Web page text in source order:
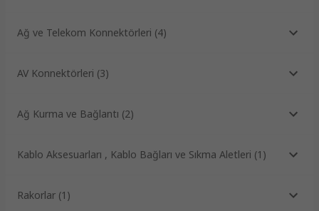
Ağ ve Telekom Konnektörleri (4)
AV Konnektörleri (3)
Ağ Kurma ve Bağlantı (2)
Kablo Aksesuarları , Kablo Bağları ve Sıkma Aletleri (1 )
Rakorlar (1 )